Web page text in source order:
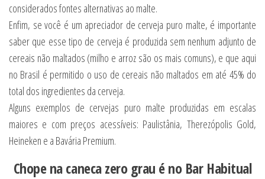
considerados fontes alternativas ao malte.
Enfim, se você é um apreciador de cerveja puro malte, é importante
saber que esse tipo de cerveja é produzida sem nenhum adjunto de
cereais não maltados (milho e arroz são os mais comuns), e que aqui
no Brasil é permitido o uso de cereais não maltados em até 45% do
total dos ingredientes da cerveja.
Alguns exemplos de cervejas puro malte produzidas em escalas
maiores e com preços acessíveis: Paulistânia, Therezópolis Gold,
Heineken e a Bavária Premium.
Chope na caneca zero grau é no Bar Habitual